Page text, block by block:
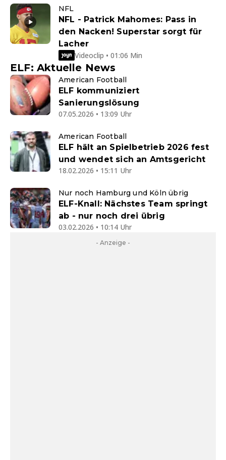
NFL
NFL - Patrick Mahomes: Pass in
den Nacken! Superstar sorgt für
Lacher
Videoclip • 01:06 Min
ELF: Aktuelle News
American Football
ELF kommuniziert
Sanierungslösung
07.05.2026 • 13:09 Uhr
American Football
ELF hält an Spielbetrieb 2026 fest
und wendet sich an Amtsgericht
18.02.2026 • 15:11 Uhr
Nur noch Hamburg und Köln übrig
ELF-Knall: Nächstes Team springt
ab - nur noch drei übrig
03.02.2026 • 10:14 Uhr
- Anzeige -